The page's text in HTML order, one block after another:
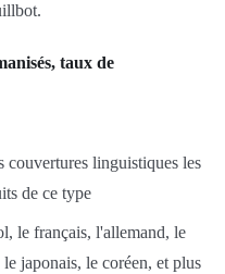
taux de
couvertures linguistiques les
de ce type
le français, l'allemand, le
japonais, le coréen, et plus